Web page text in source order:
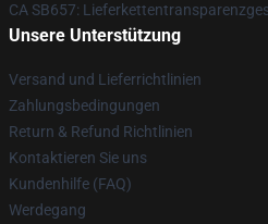
CA SB657:
Unsere Unterstützung
Versand und Lieferrichtlinien
Zahlungsbedingungen
Return & Refund Richtlinien
Kontaktieren Sie uns
Kundenhilfe (FAQ)
Werdegang